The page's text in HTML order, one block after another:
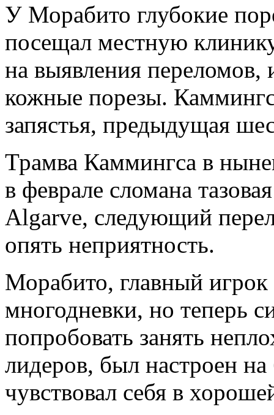
У Морабито глубокие
посещал местную
на выявления переломов,
кожные порезы.
запястья, предыдущая
Трамва Каммингса в
в феврале сломана
Algarve, следующий
опять неприятность.
Морабито, главный
многодневки, но теперь
попробовать занять
лидеров, был настроен
чувствовал себя в